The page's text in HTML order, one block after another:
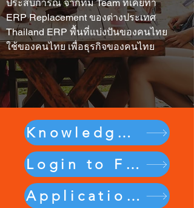
ประสบการณ์ จากทีม Team ที่เคยทำ
ERP Replacement ของต่างประเทศ
Thailand ERP พื้นที่แบ่งปันของคนไทย
ใช้ของคนไทย เพื่อธุรกิจของคนไทย
Knowledge Sharing Community
Login to FocusOne ERP
Application Help